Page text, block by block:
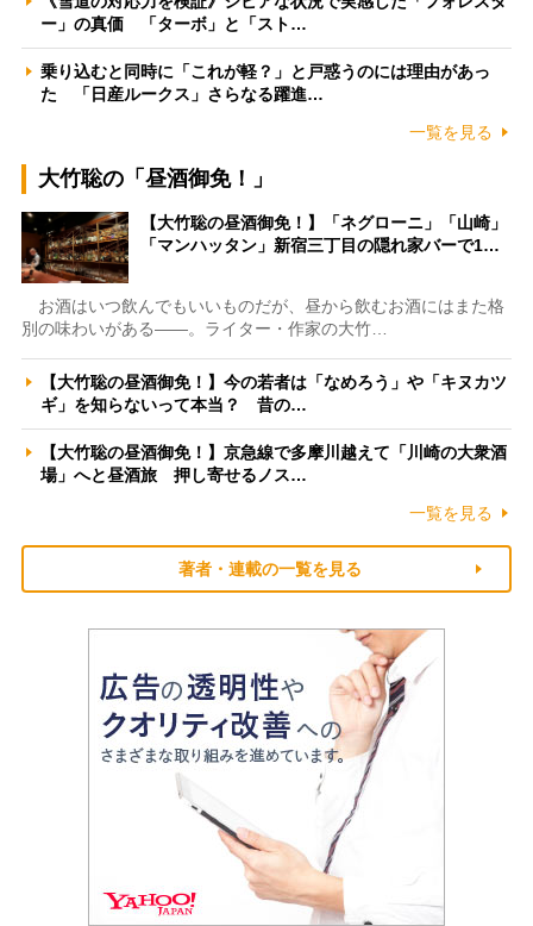
ー」の真価 「ターボ」と「スト…
乗り込むと同時に「これが軽？」と戸惑うのには理由があっ
た 「日産ルークス」さらなる躍進…
一覧を見る
大竹聡の「昼酒御免！」
【大竹聡の昼酒御免！】「ネグローニ」「山崎」
「マンハッタン」新宿三丁目の隠れ家バーで1…
お酒はいつ飲んでもいいものだが、昼から飲むお酒にはまた格
別の味わいがある――。ライター・作家の大竹…
【大竹聡の昼酒御免！】今の若者は「なめろう」や「キヌカツ
ギ」を知らないって本当？ 昔の…
【大竹聡の昼酒御免！】京急線で多摩川越えて「川崎の大衆酒
場」へと昼酒旅 押し寄せるノス…
一覧を見る
著者・連載の一覧を見る